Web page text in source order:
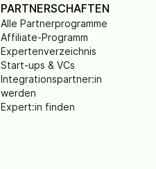
PARTNERSCHAFTEN
Alle Partnerprogramme
Affiliate-Programm
Expertenverzeichnis
Start-ups & VCs
Integrationspartner:in
werden
Expert:in finden